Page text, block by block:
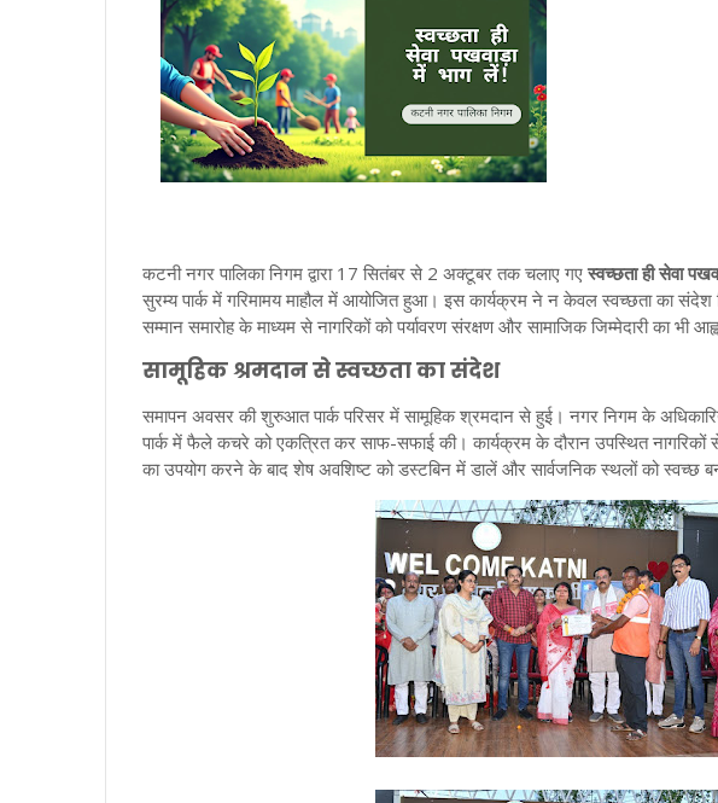
कटनी नगर पालिका निगम द्वारा 17 सितंबर से 2 अक्टूबर तक चलाए गए स्वच्छता ही सेवा
सुरम्य पार्क में गरिमामय माहौल में आयोजित हुआ। इस कार्यक्रम ने न केवल स्वच्छता का संदेश
सम्मान समारोह के माध्यम से नागरिकों को पर्यावरण संरक्षण और सामाजिक जिम्मेदारी का भी
सामूहिक श्रमदान से स्वच्छता का संदेश
समापन अवसर की शुरुआत पार्क परिसर में सामूहिक श्रमदान से हुई। नगर निगम के
पार्क में फैले कचरे को एकत्रित कर साफ-सफाई की। कार्यक्रम के दौरान उपस्थित नागरिकों
का उपयोग करने के बाद शेष अवशिष्ट को डस्टबिन में डालें और सार्वजनिक स्थलों को स्वच्छ